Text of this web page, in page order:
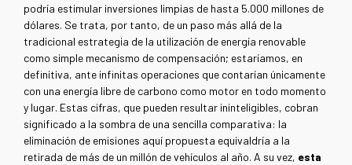
podría estimular inversiones limpias de hasta 5.000 millones de
dólares. Se trata, por tanto, de un paso más allá de la
tradicional estrategia de la utilización de energía renovable
como simple mecanismo de compensación; estaríamos, en
definitiva, ante infinitas operaciones que contarían únicamente
con una energía libre de carbono como motor en todo momento
y lugar. Estas cifras, que pueden resultar ininteligibles, cobran
significado a la sombra de una sencilla comparativa: la
eliminación de emisiones aquí propuesta equivaldría a la
retirada de más de un millón de vehículos al año. A su vez, esta